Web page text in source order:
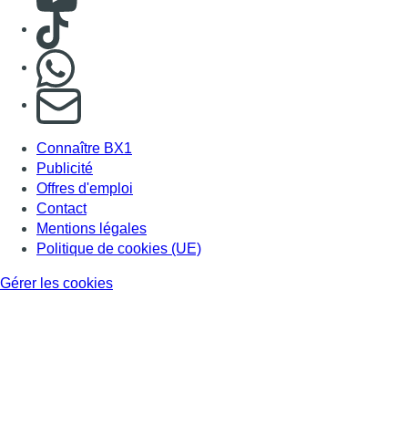
Consulter TikTok
S'abonner à notre newsletter
Connaître BX1
Publicité
Offres d'emploi
Contact
Mentions légales
Politique de cookies (UE)
Gérer les cookies